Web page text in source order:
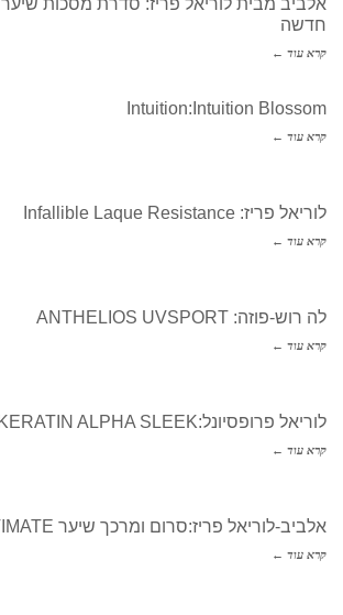
חדשה
קרא עוד ←
Intuition:Intuition Blossom
קרא עוד ←
לוריאל פריז: Infallible Laque Resistance
קרא עוד ←
לה רוש-פוזה: ANTHELIOS UVSPORT
קרא עוד ←
לוריאל פרופסיונל:KERATIN ALPHA SLEEK
קרא עוד ←
אלביב-לוריאל פריז:סרום ומרכך שיער ULTIMATE
קרא עוד ←